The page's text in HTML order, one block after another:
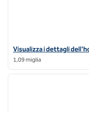
Visualizza i dettagli
Visualizza i dettagli
1,09 miglia
1 di 12